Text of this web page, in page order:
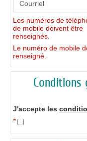
Les numéros de
de mobile doivent être
renseignés.
Le numéro de mobile
renseigné.
Conditions
J'accepte les
*